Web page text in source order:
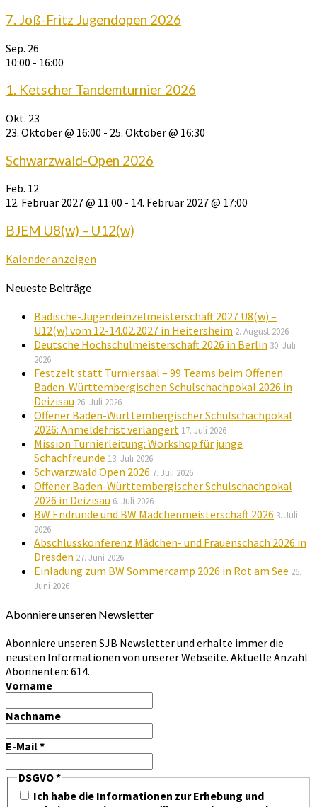
7. Joß-Fritz Jugendopen 2026
Sep. 26
10:00 - 16:00
1. Ketscher Tandemturnier 2026
Okt. 23
23. Oktober @ 16:00 - 25. Oktober @ 16:30
Schwarzwald-Open 2026
Feb. 12
12. Februar 2027 @ 11:00 - 14. Februar 2027 @ 17:00
BJEM U8(w) – U12(w)
Kalender anzeigen
Neueste Beiträge
Badische-Jugendeinzelmeisterschaft 2027 U8(w) –
U12(w) vom 12-14.02.2027 in Heitersheim 2. August 2026
Deutsche Hochschulmeisterschaft 2026 in Berlin 30. Juli
2026
Festzelt statt Turniersaal – 99 Teams beim Offenen
Baden-Württembergischen Schulschachpokal 2026 in
Deizisau 26. Juli 2026
Offener Baden-Württembergischer Schulschachpokal
2026: Anmeldefrist verlängert 17. Juli 2026
Mission Turnierleitung: Workshop für junge
Schachfreunde 13. Juli 2026
Schwarzwald Open 2026 7. Juli 2026
Offener Baden-Württembergischer Schulschachpokal
2026 in Deizisau 6. Juli 2026
BW Endrunde und BW Mädchenmeisterschaft 2026 3. Juli
2026
Abschlusskonferenz Mädchen- und Frauenschach 2026 in
Dresden 27. Juni 2026
Einladung zum BW Sommercamp 2026 in Rot am See 26.
Juni 2026
Abonniere unseren Newsletter
Abonniere unseren SJB Newsletter und erhalte immer die
neusten Informationen von unserer Webseite. Aktuelle Anzahl
Abonnenten: 614.
Vorname
Nachname
E-Mail*
DSGVO*
Ich habe die Informationen zur Erhebung und